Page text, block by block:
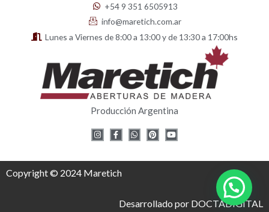
+54 9 351 6505913
info@maretich.com.ar
Lunes a Viernes de 8:00 a 13:00 y de 13:30 a 17:00hs
Producción Argentina
I
n
a
g
r
F
a
b
o
o
W
h
s
P
i
e
Y
o
u
Copyright © 2024 Maretich
Desarrollado por DOCTADIGITAL